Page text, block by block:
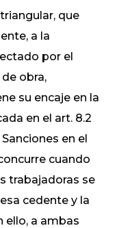
que
a la
por el
obra,
su encaje en la
en el art. 8.2
en el
cuando
trabajadoras se
cedente y la
ello, a ambas